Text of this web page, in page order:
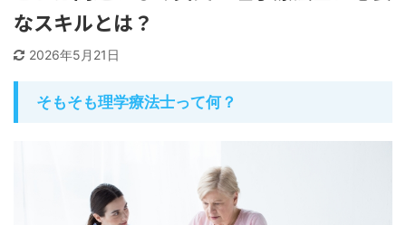
なスキルとは？
2026年5月21日
そもそも理学療法士って何？